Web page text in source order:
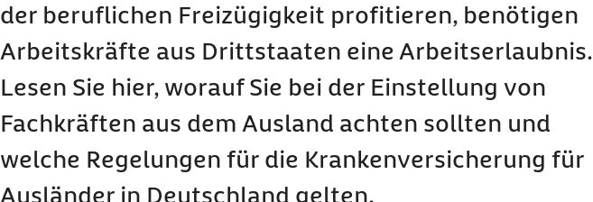
der beruflichen Freizügigkeit profitieren, benötigen
Arbeitskräfte aus Drittstaaten eine Arbeitserlaubnis.
Lesen Sie hier, worauf Sie bei der Einstellung von
Fachkräften aus dem Ausland achten sollten und
welche Regelungen für die Krankenversicherung für
Ausländer in Deutschland gelten.